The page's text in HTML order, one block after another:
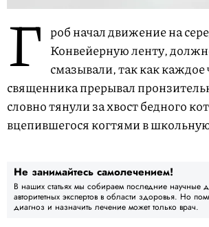
Г роб начал движение на
Конвейерную ленту,
смазывали, так как каждое
священника прерывал
словно тянули за хвост бедного
вцепившегося когтями в
Не занимайтесь самолечением!
В наших статьях мы собираем последние научные
авторитетных экспертов в области здоровья. Но
диагноз и назначить лечение может только врач.